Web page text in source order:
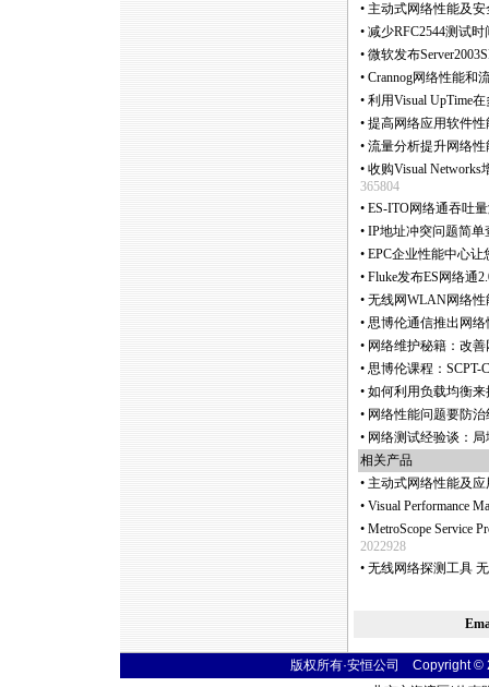
• 主动式网络性能及
• 减少RFC2544测试
• 微软发布
• Crannog网络性能和
• 利用Visual UpTime
• 提高网络应用软件
• 流量分析提升网络
• 收购Visual
365804
• ES-ITO网络通吞吐
• IP地址冲突问题简
• EPC企业性能中心
• Fluke发布ES网络通
• 无线网WLAN网络性
• 思博伦通信推出网
• 网络维护秘籍：改
• 思博伦课程：SCPT-
• 如何利用负载均衡
• 网络性能问题要防治
• 网络测试经验谈：
相关产品
• 主动式网络性能及应
• Visual Performance
• MetroScope Service
2022928
• 无线网络探测工具
版权所有·安恒公司 Copyright